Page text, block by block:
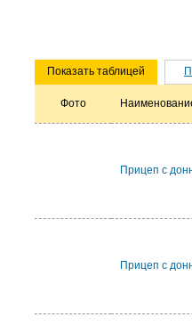
Показать таблицей
Фото
Прицеп с
Прицеп с